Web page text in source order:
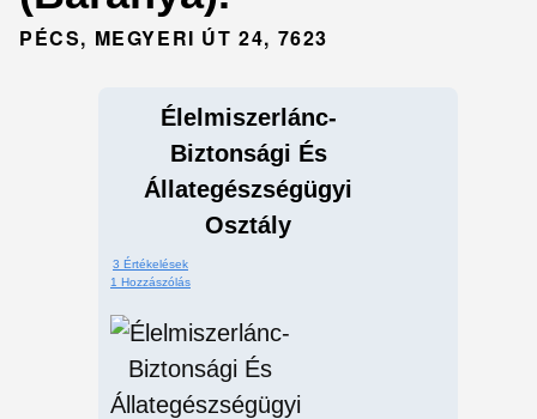
PÉCS, MEGYERI ÚT 24, 7623
Élelmiszerlánc-
Biztonsági És
Állategészségügyi
Osztály
3 Értékelések
1 Hozzászólás